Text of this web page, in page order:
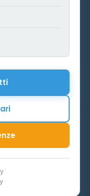
e del Made in Italy